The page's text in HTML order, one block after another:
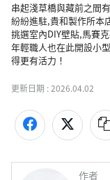
串起淺草橋與藏前之間
紛紛進駐,貴和製作所本
挑選室內DIY壁貼,馬賽
年輕職人也在此開設小
得更有活力！
更新日期 :2026.04.02
作者